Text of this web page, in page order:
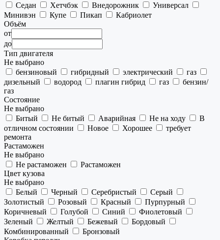
Седан
Хетчбэк Внедорожник
Универсал
Минивэн
Купе Пикап
Кабриолет
Объём
от
до
Тип двигателя
Не выбрано
бензиновый
гибридный электрический
газ
дизельный
водород плагин гибрид газ
бензин/
газ
Состояние
Не выбрано
Битый
Не битый Аварийная Не на ходу
В
отличном состоянии
Новое Хорошее
требует
ремонта
Растаможен
Не выбрано
Не растаможен
Растаможен
Цвет кузова
Не выбрано
Белый
Черный Серебристый
Серый
Золотистый
Розовый Красный
Пурпурный
Коричневый
Голубой Синий
Фиолетовый
Зеленый
Желтый Бежевый
Бордовый
Комбинированный
Бронзовый